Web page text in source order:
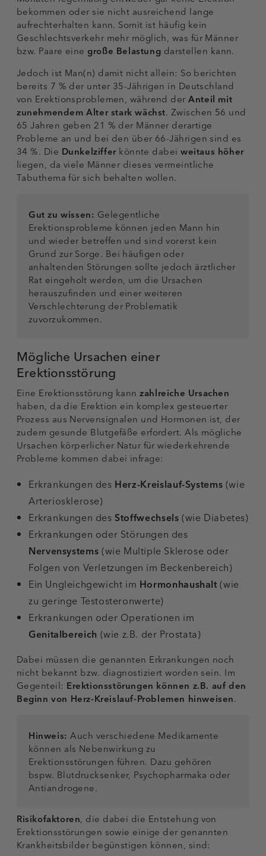
bekommen oder sie nicht ausreichend lange
aufrechterhalten kann. Somit ist häufig kein
Geschlechtsverkehr mehr möglich, was für Männer
bzw. Paare einegroße Belastung darstellen kann.
Jedoch ist Man(n) damit nicht allein: So berichten
bereits 7 % der unter 35-Jährigen in Deutschland
von Erektionsproblemen, während derAnteil mit
zunehmendem Alter stark wächst. Zwischen 56 und
65 Jahren geben 21 % der Männer derartige
Probleme an und bei den über 66-Jährigen sind es
34 %. Die Dunkelzifferkönnte dabeiweitaus höher
liegen, da viele Männer dieses vermeintliche
Tabuthema für sich behalten wollen.
Gut zu wissen: Gelegentliche
Erektionsprobleme können jeden Mann hin
und wieder betreffen und sind vorerst kein
Grund zur Sorge. Bei häufigen oder
anhaltenden Störungen sollte jedoch ärztlicher
Rat eingeholt werden, um die Ursachen
herauszufinden und einer weiteren
Verschlechterung der Problematik
zuvorzukommen.
Mögliche Ursachen einer
Erektionsstörung
Eine Erektionsstörung kannzahlreiche Ursachen
haben, da die Erektion ein komplex gesteuerter
Prozess aus Nervensignalen und Hormonen ist, der
zudem gesunde Blutgefäße erfordert. Als mögliche
Ursachen körperlicher Natur für wiederkehrende
Probleme kommen dabei infrage:
Erkrankungen des Herz-Kreislauf-Systems(wie
Arteriosklerose)
Erkrankungen desStoffwechsels(wie Diabetes)
Erkrankungen oder Störungen des
Nervensystems(wie Multiple Sklerose oder
Folgen von Verletzungen im Beckenbereich)
Ein Ungleichgewicht im Hormonhaushalt(wie
zu geringe Testosteronwerte)
Erkrankungen oder Operationen im
Genitalbereich (wie z.B. der Prostata)
Dabei müssen die genannten Erkrankungen noch
nicht bekannt bzw. diagnostiziert worden sein. Im
Gegenteil: Erektionsstörungen können z.B. auf den
Beginn von Herz-Kreislauf-Problemen hinweisen.
Hinweis: Auch verschiedene Medikamente
können als Nebenwirkung zu
Erektionsstörungen führen. Dazu gehören
bspw. Blutdrucksenker, Psychopharmaka oder
Antiandrogene.
Risikofaktoren, die dabei die Entstehung von
Erektionsstörungen sowie einige der genannten
Krankheitsbilder begünstigen können, sind: